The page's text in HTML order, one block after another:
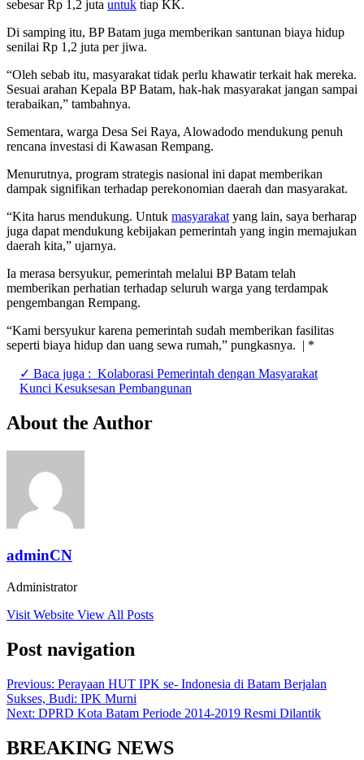
sebesar Rp 1,2 juta untuk tiap KK.
Di samping itu, BP Batam juga memberikan santunan biaya hidup
senilai Rp 1,2 juta per jiwa.
“Oleh sebab itu, masyarakat tidak perlu khawatir terkait hak mereka.
Sesuai arahan Kepala BP Batam, hak-hak masyarakat jangan sampai
terabaikan,” tambahnya.
Sementara, warga Desa Sei Raya, Alowadodo mendukung penuh
rencana investasi di Kawasan Rempang.
Menurutnya, program strategis nasional ini dapat memberikan
dampak signifikan terhadap perekonomian daerah dan masyarakat.
“Kita harus mendukung. Untuk masyarakat yang lain, saya berharap
juga dapat mendukung kebijakan pemerintah yang ingin memajukan
daerah kita,” ujarnya.
Ia merasa bersyukur, pemerintah melalui BP Batam telah
memberikan perhatian terhadap seluruh warga yang terdampak
pengembangan Rempang.
“Kami bersyukur karena pemerintah sudah memberikan fasilitas
seperti biaya hidup dan uang sewa rumah,” pungkasnya. | *
✓ Baca juga : Kolaborasi Pemerintah dengan Masyarakat
Kunci Kesuksesan Pembangunan
About the Author
adminCN
Administrator
Visit Website View All Posts
Post navigation
Previous: Perayaan HUT IPK se- Indonesia di Batam Berjalan
Sukses, Budi: IPK Murni
Next: DPRD Kota Batam Periode 2014-2019 Resmi Dilantik
BREAKING NEWS